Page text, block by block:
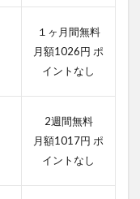
１ヶ月間無料
月額1026円 ポ
イントなし
2週間無料
月額1017円 ポ
イントなし